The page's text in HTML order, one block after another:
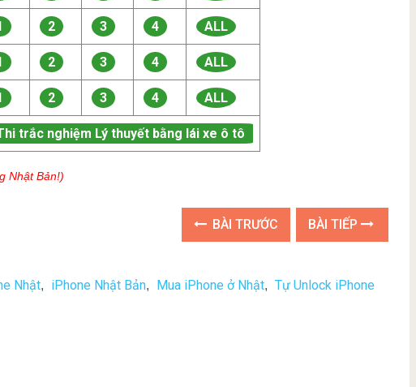
2 3 4 ALL
2 3 4 ALL
2 3 4 ALL
trắc nghiệm Lý thuyết bằng lái xe ô tô
Nhật Bản!)
BÀI TRƯỚC BÀI TIẾP
Nhật, iPhone Nhật Bản, Mua iPhone ở Nhật, Tự Unlock iPhone